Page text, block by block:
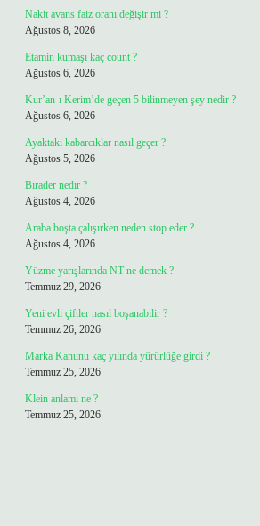
Nakit avans faiz oranı değişir mi ?
Ağustos 8, 2026
Etamin kumaşı kaç count ?
Ağustos 6, 2026
Kur’an-ı Kerim’de geçen 5 bilinmeyen şey nedir ?
Ağustos 6, 2026
Ayaktaki kabarcıklar nasıl geçer ?
Ağustos 5, 2026
Birader nedir ?
Ağustos 4, 2026
Araba boşta çalışırken neden stop eder ?
Ağustos 4, 2026
Yüzme yarışlarında NT ne demek ?
Temmuz 29, 2026
Yeni evli çiftler nasıl boşanabilir ?
Temmuz 26, 2026
Marka Kanunu kaç yılında yürürlüğe girdi ?
Temmuz 25, 2026
Klein anlami ne ?
Temmuz 25, 2026